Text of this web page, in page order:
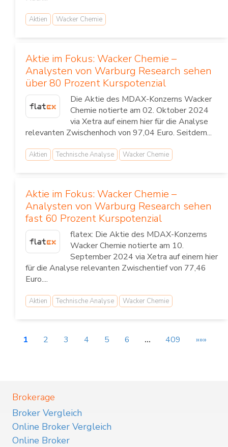
Aktien Wacker Chemie
Aktie im Fokus: Wacker Chemie –
Analysten von Warburg Research sehen
über 80 Prozent Kurspotenzial
Die Aktie des MDAX-Konzerns Wacker
Chemie notierte am 02. Oktober 2024
via Xetra auf einem hier für die Analyse
relevanten Zwischenhoch von 97,04 Euro. Seitdem...
Aktien Technische Analyse Wacker Chemie
Aktie im Fokus: Wacker Chemie –
Analysten von Warburg Research sehen
fast 60 Prozent Kurspotenzial
flatex: Die Aktie des MDAX-Konzerns
Wacker Chemie notierte am 10.
September 2024 via Xetra auf einem hier
für die Analyse relevanten Zwischentief von 77,46
Euro....
Aktien Technische Analyse Wacker Chemie
1 2 3 4 5 6 … 409 »»»
Brokerage
Broker Vergleich
Online Broker Vergleich
Online Broker